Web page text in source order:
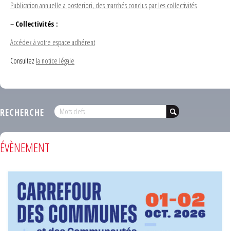
Publication annuelle a posteriori, des marchés conclus par les collectivités
– Collectivités :
Accédez à votre espace adhérent
Consultez la notice légale
RECHERCHE
ÉVÈNEMENT